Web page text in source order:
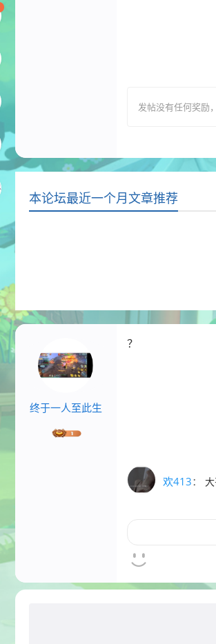
发帖没有任何奖励
本论坛最近一个月文章推荐
终于一人至此生
？
欢413：